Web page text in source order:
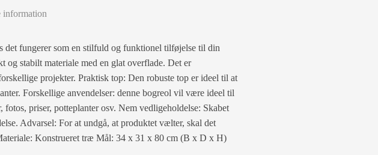
information
det fungerer som en stilfuld og funktionel tilføjelse til din
stabilt materiale med en glat overflade. Det er
projekter. Praktisk top: Den robuste top er ideel til at
Forskellige anvendelser: denne bogreol vil være ideel til
priser, potteplanter osv. Nem vedligeholdelse: Skabet
Advarsel: For at undgå, at produktet vælter, skal det
Konstrueret træ Mål: 34 x 31 x 80 cm (B x D x H)